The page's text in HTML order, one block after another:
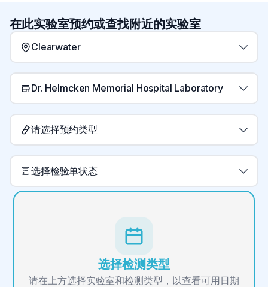
在此实验室预约或查找附近的实验室
Clearwater
Dr. Helmcken Memorial Hospital Laboratory
请选择预约类型
选择检验单状态
选择检测类型
请在上方选择实验室和检测类型，以查看可用日期